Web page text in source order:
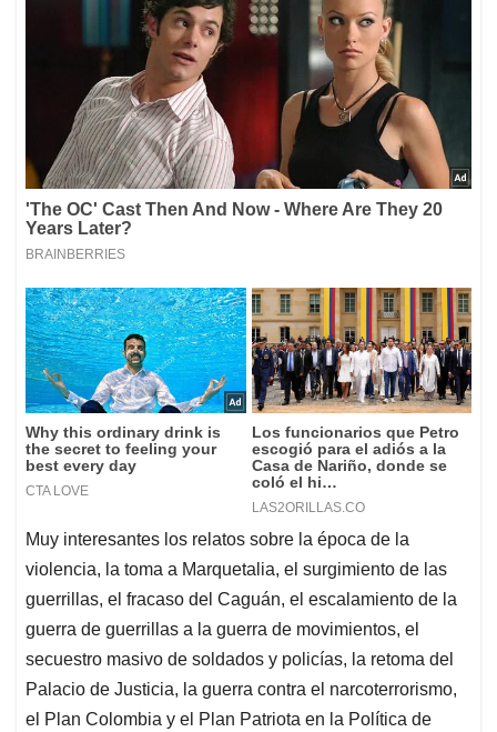
Muy interesantes los relatos sobre la época de la
violencia, la toma a Marquetalia, el surgimiento de las
guerrillas, el fracaso del Caguán, el escalamiento de la
guerra de guerrillas a la guerra de movimientos, el
secuestro masivo de soldados y policías, la retoma del
Palacio de Justicia, la guerra contra el narcoterrorismo,
el Plan Colombia y el Plan Patriota en la Política de